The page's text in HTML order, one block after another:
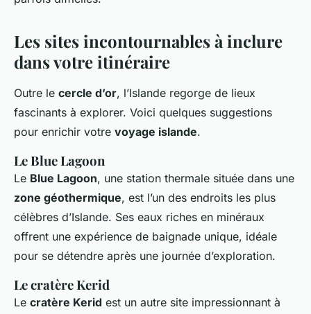
Les sites incontournables à inclure
dans votre itinéraire
Outre le cercle d’or, l’Islande regorge de lieux
fascinants à explorer. Voici quelques suggestions
pour enrichir votre voyage islande.
Le Blue Lagoon
Le Blue Lagoon, une station thermale située dans une
zone géothermique, est l’un des endroits les plus
célèbres d’Islande. Ses eaux riches en minéraux
offrent une expérience de baignade unique, idéale
pour se détendre après une journée d’exploration.
Le cratère Kerid
Le cratère Kerid est un autre site impressionnant à